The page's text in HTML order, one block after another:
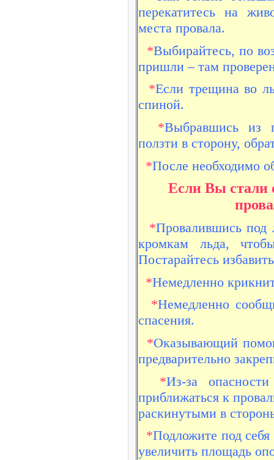
перекатитесь на
места провала.
*Выбирайтесь, по
пришли – там
*Если трещина во
спиной.
*Выбравшись из
ползти в сторону,
*После необходимо
Если Вы стали
*Провалившись под
кромкам льда,
Постарайтесь
*Немедленно
*Немедленно
спасения.
*Оказывающий
предварительно
*Из-за
приближаться к
раскинутыми в
*Подложите под
увеличить площадь